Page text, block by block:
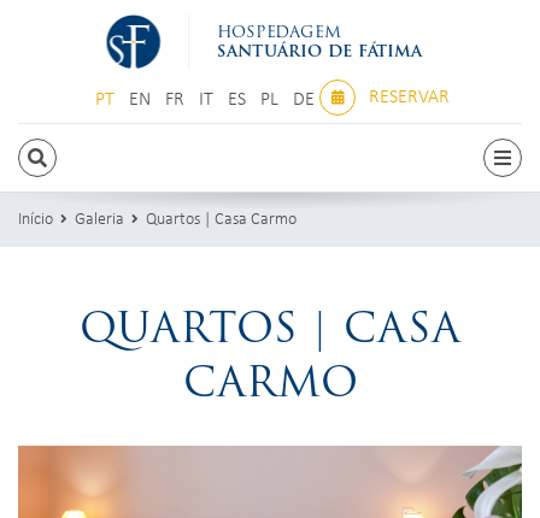
HOSPEDAGEM
SANTUÁRIO DE FÁTIMA
PTPTEN ENFR FRITIT ESESPL PLDE DE RESERVAR
Início Galeria Quartos | Casa Carmo
QUARTOS | CASA
CARMO